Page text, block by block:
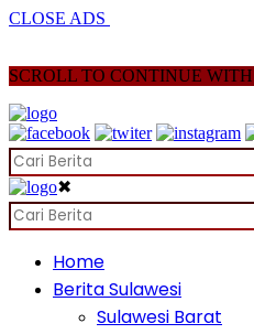
CLOSE ADS
SCROLL TO CONTINUE
✖
Home
Berita Sulawesi
Sulawesi Barat